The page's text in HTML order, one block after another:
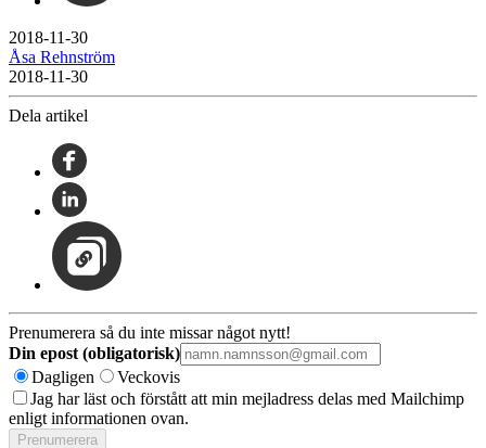
2018-11-30
Åsa Rehnström
2018-11-30
Dela artikel
Prenumerera så du inte missar något nytt!
Din epost (obligatorisk)
Dagligen
Veckovis
Jag har läst och förstått att min mejladress delas med Mailchimp
enligt informationen ovan.